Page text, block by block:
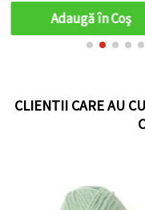
Adaugă în Coş
CLIENTII CARE AU